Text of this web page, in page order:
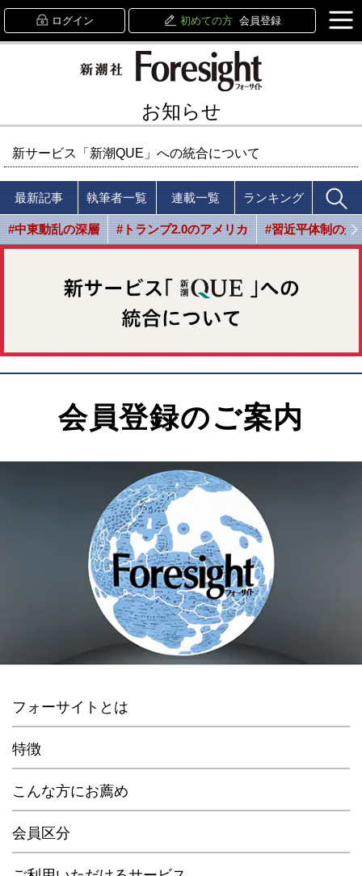
ログイン 初めての方 会員登録
お知らせ
新サービス「新潮QUE」への統合について
最新記事 執筆者一覧 連載一覧 ランキング
#中東動乱の深層 #トランプ2.0のアメリカ #習近平体制の光
会員登録のご案内
フォーサイトとは
特徴
こんな方にお薦め
会員区分